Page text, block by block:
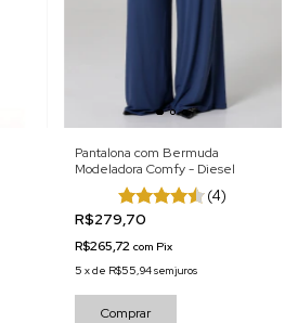
Pantalona com Bermuda
Modeladora Comfy - Diesel
(4)
R$279,70
R$265,72 com Pix
5 xde R$55,94sem juros
Comprar